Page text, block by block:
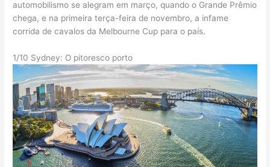
automobilismo se alegram em março, quando o Grande Prêmio
chega, e na primeira terça-feira de novembro, a infame
corrida de cavalos da Melbourne Cup para o país.
1/10 Sydney: O pitoresco porto